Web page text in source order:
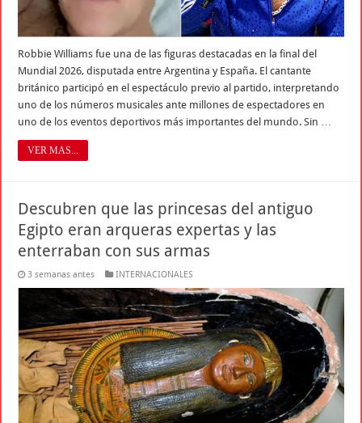
Robbie Williams fue una de las figuras destacadas en la final del
Mundial 2026, disputada entre Argentina y España. El cantante
británico participó en el espectáculo previo al partido, interpretando
uno de los números musicales ante millones de espectadores en
uno de los eventos deportivos más importantes del mundo. Sin …
VER MAS...
Descubren que las princesas del antiguo
Egipto eran arqueras expertas y las
enterraban con sus armas
3 semanas antes INTERNACIONALES